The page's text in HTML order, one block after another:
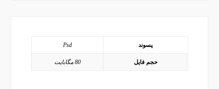
پسوند Psd
حجم فایل 80 مگابایت